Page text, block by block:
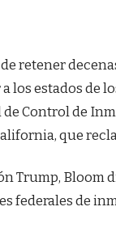
retener
los estados de
Control de
que
Trump, Bloom
federales de